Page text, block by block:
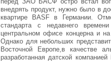
внедрять продукт, нужно было в
квартире BASF в Германии.
стандарта с недавнего
центральном офисе концерна и
Однако для небольших
Восточной Европе,в качестве
разработанная датской